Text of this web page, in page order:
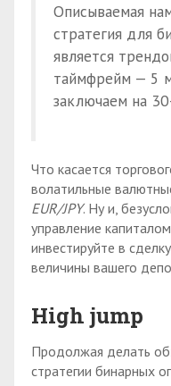
Описываемая
стратегия для
является
таймфрейм — 5
заключаем на
Что касается
волатильные
EUR/JPY. Ну и,
управление
инвестируйте в
величины вашего
High jump
Продолжая делать
стратегии бинарных